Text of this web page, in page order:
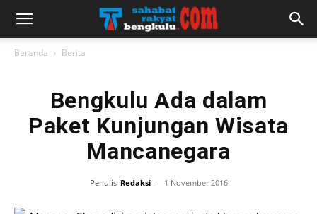
Beranda Berita
Bengkulu Ada dalam
Paket Kunjungan Wisata
Mancanegara
Penulis Redaksi - 1 November 2016